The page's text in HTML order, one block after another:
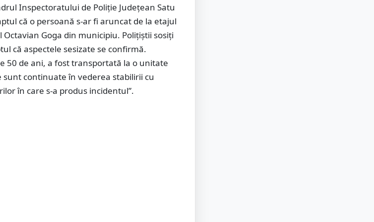
Inspectoratului de Poliție Județean Satu
că o persoană s-ar fi aruncat de la etajul
Goga din municipiu. Polițiștii sosiți
că aspectele sesizate se confirmă.
50 de ani, a fost transportată la o unitate
continuate în vederea stabilirii cu
în care s-a produs incidentul”.